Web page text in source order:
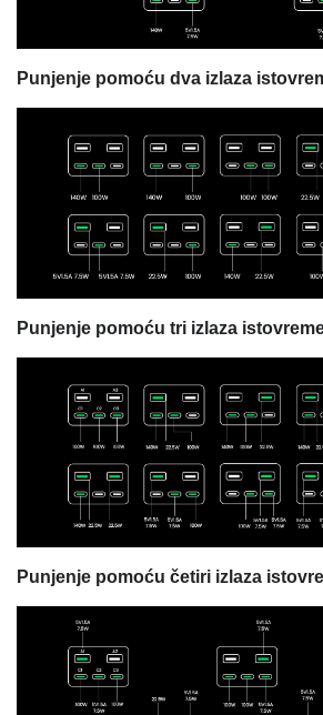
Punjenje pomoću dva izlaza
Punjenje pomoću tri izlaza
Punjenje pomoću četiri izlaza